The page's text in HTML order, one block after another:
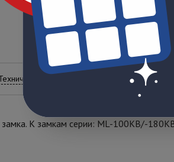
характеристики
замка. К замкам серии: ML-100KB/-